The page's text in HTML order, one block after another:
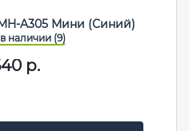
A305 Мини (Синий)
р.